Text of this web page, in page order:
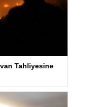
Tahliyesine